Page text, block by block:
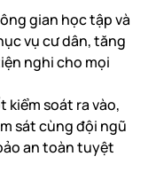
gian học tập và
vụ cư dân, tăng
nghi cho mọi
kiểm soát ra vào,
sát cùng đội ngũ
an toàn tuyệt